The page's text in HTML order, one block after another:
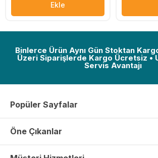
Ekle
Binlerce Ürün Aynı Gün Stoktan
Üzeri Siparişlerde Kargo Ücretsiz •
Servis Avantajı
Popüler Sayfalar
Öne Çıkanlar